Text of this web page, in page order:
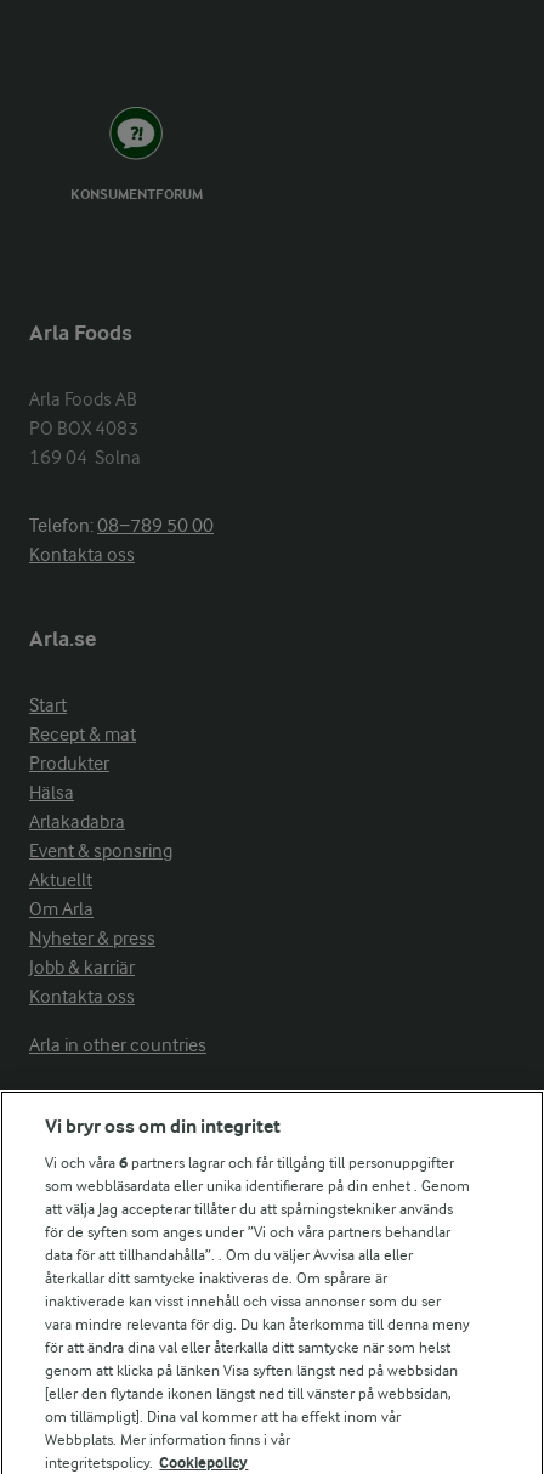
KONSUMENTFORUM
Arla Foods
Arla Foods AB
PO BOX 4083
169 04  Solna
Telefon:08−789 50 00
Kontakta oss
Arla.se
Start
Recept & mat
Produkter
Hälsa
Arlakadabra
Event & sponsring
Aktuellt
Om Arla
Nyheter & press
Jobb & karriär
Kontakta oss
Arla in other countries
Fler Arlasajter
För ägare
Arlas kundportal
Arla.com
Falbygdens Ost
Arla webbshop
Bildbank
Följ oss
Vi bryr oss om din integritet
Vi och våra6 partners lagrar och får tillgång till personuppgifter
som webbläsardata eller unika identifierare på din enhet . Genom
att välja Jag accepterar tillåter du att spårningstekniker används
för de syften som anges under ”Vi och våra partners behandlar
data för att tillhandahålla”. . Om du väljer Avvisa alla eller
återkallar ditt samtycke inaktiveras de. Om spårare är
inaktiverade kan visst innehåll och vissa annonser som du ser
vara mindre relevanta för dig. Du kan återkomma till denna meny
för att ändra dina val eller återkalla ditt samtycke när som helst
genom att klicka på länken Visa syften längst ned på webbsidan
[eller den flytande ikonen längst ned till vänster på webbsidan,
om tillämpligt]. Dina val kommer att ha effekt inom vår
Webbplats. Mer information finns i vår
integritetspolicy. Cookiepolicy